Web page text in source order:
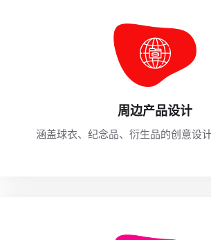
周边产品设计
涵盖球衣、纪念品、衍生品的创意设计